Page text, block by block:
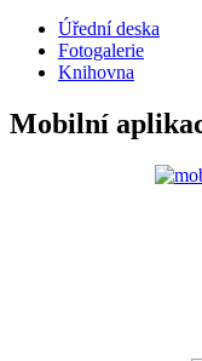
Úřední deska
Fotogalerie
Knihovna
Mobilní